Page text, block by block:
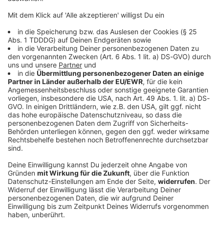
Bayern
Fürther Ziel vor Saisonstart: Kein Szenario wie
in Vorsaison
Trainer Heiko Vogel betont: Ein Szenario wie
vergangene Spielzeit soll sich für die Spielvereinigung